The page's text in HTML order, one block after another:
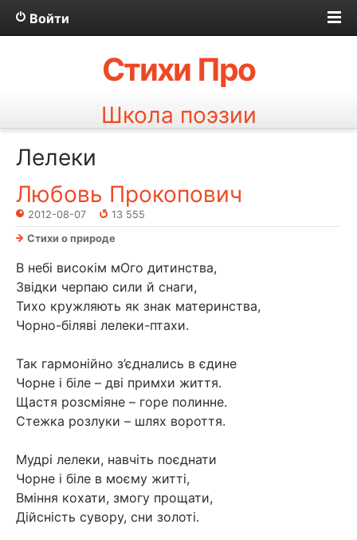
Войти
Стихи Про
Школа поэзии
Лелеки
Любовь Прокопович
2012-08-07
13 555
Стихи о природе
В небі високім мОго дитинства,
Звідки черпаю сили й снаги,
Тихо кружляють як знак материнства,
Чорно-біляві лелеки-птахи.
Так гармонійно з’єднались в єдине
Чорне і біле – дві примхи життя.
Щастя розсміяне – горе полинне.
Стежка розлуки – шлях вороття.
Мудрі лелеки, навчіть поєднати
Чорне і біле в моєму житті,
Вміння кохати, змогу прощати,
Дійсність сувору, сни золоті.